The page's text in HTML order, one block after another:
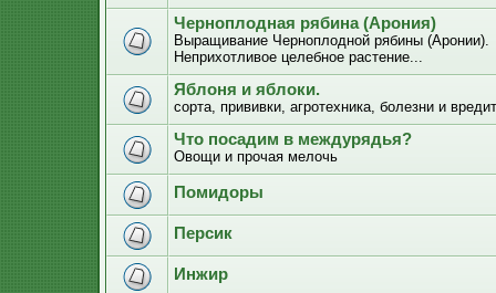
Черноплодная рябина (Арония)
Выращивание Черноплодной рябины (Аронии).
Неприхотливое целебное растение...
Яблоня и яблоки.
сорта, прививки, агротехника, болезни и
Что посадим в междурядья?
Овощи и прочая мелочь
Помидоры
Персик
Инжир